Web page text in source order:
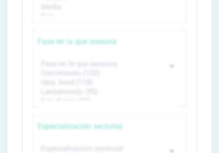
Fase en la que asesora
Especialización sectorial